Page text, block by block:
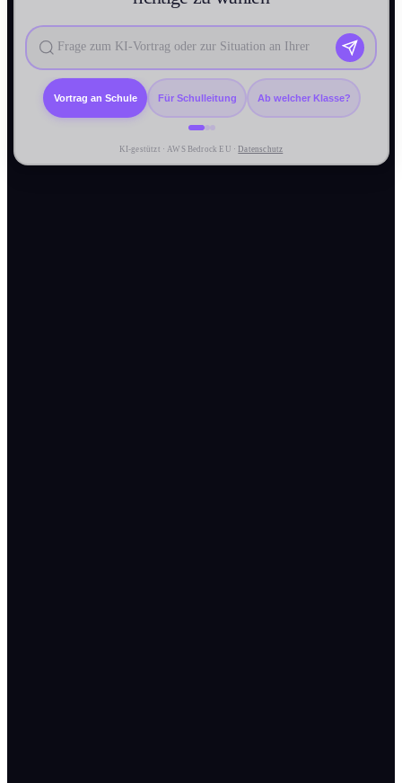
Vortrag an Schule Für Schulleitung Ab welcher Klasse?
KI-gestützt · AWS Bedrock EU ·Datenschutz